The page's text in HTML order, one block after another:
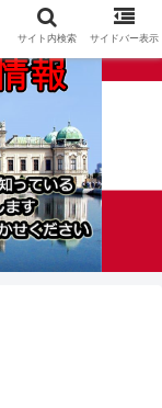
サイト内検索 サイドバー表示